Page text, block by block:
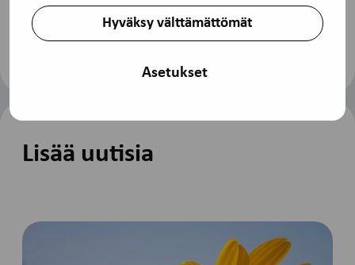
Hyväksy välttämättömät
Asetukset
Lue lisää
Lisää uutisia